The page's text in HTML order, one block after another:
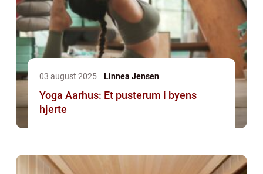
03 august 2025 Linnea Jensen
Yoga Aarhus: Et pusterum i byens
hjerte